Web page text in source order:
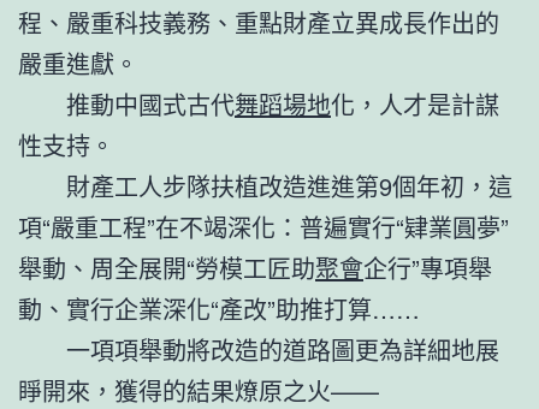
程、嚴重科技義務、重點財產立異成長作出的
嚴重進獻。
推動中國式古代舞蹈場地化，人才是計謀
性支持。
財產工人步隊扶植改造進進第9個年初，這
項“嚴重工程”在不竭深化：普遍實行“肄業圓夢”
舉動、周全展開“勞模工匠助聚會企行”專項舉
動、實行企業深化“產改”助推打算……
一項項舉動將改造的道路圖更為詳細地展
睜開來，獲得的結果燎原之火——